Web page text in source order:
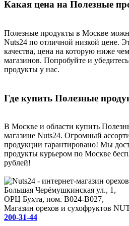
Какая цена на Полезные
Полезные продукты в Москве
Nuts24 по отличной низкой цене.
качества, цена на которую ниже
магазинов. Попробуйте и
продукты у нас.
Где купить Полезные
В Москве и области купить
магазине Nuts24. Огромный
продукции гарантировано! Мы
продукты курьером по Москве
рублей!
Большая Черёмушкинская ул., 1,
ОРЦ Бухта, пом. B024-B027,
Магазин орехов и сухофруктов
200-31-44